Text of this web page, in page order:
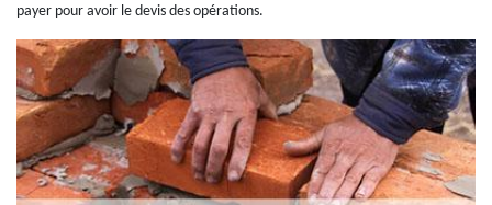
payer pour avoir le devis des opérations.